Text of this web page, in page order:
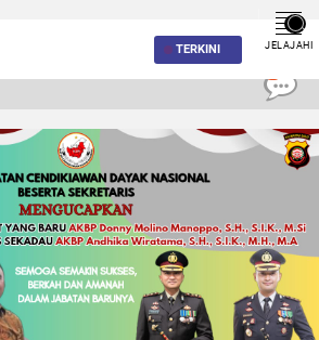
TERKINI JELAJAHI